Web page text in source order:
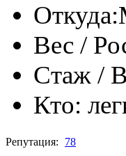
Откуда:
Вес /
Стаж /
Кто:
Репутация: 78